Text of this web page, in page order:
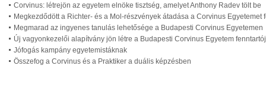
Corvinus: létrejön az egyetem elnöke tisztség, amelyet Anthony Radev tölt be
Megkezdődött a Richter- és a Mol-részvények átadása a Corvinus Egyetemet
Megmarad az ingyenes tanulás lehetősége a Budapesti Corvinus Egyetemen
Új vagyonkezelői alapítvány jön létre a Budapesti Corvinus Egyetem
Jófogás kampány egyetemistáknak
Összefog a Corvinus és a Praktiker a duális képzésben